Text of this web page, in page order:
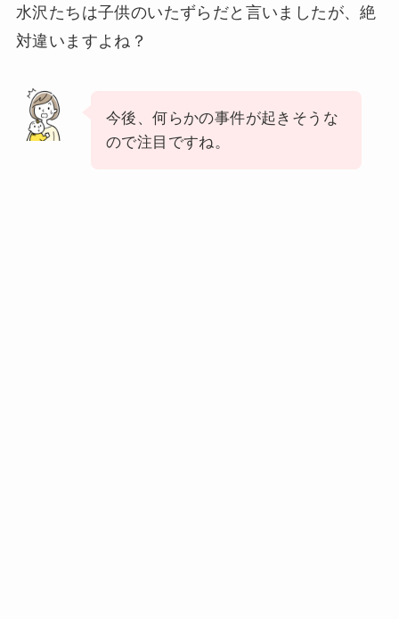
水沢たちは子供のいたずらだと言いましたが、絶
対違いますよね？
今後、何らかの事件が起きそうな
ので注目ですね。